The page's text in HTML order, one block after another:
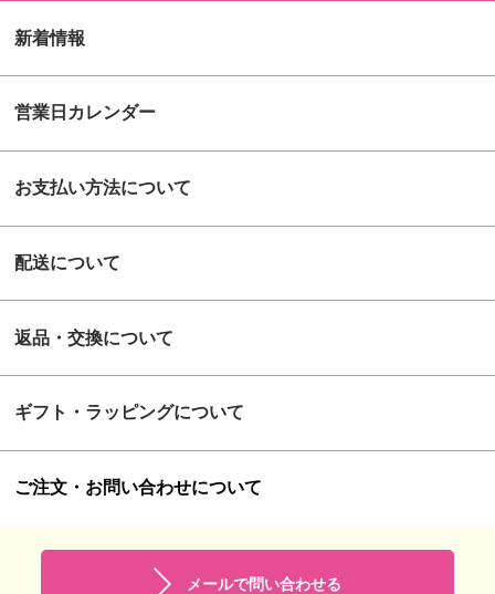
新着情報
営業日カレンダー
お支払い方法について
配送について
返品・交換について
ギフト・ラッピングについて
ご注文・お問い合わせについて
メールで問い合わせる